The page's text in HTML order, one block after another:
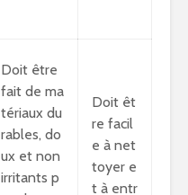
Doit être
fait de ma
tériaux du
rables, do
ux et non
irritants p
Doit êt
re facil
e à net
toyer e
t à entr